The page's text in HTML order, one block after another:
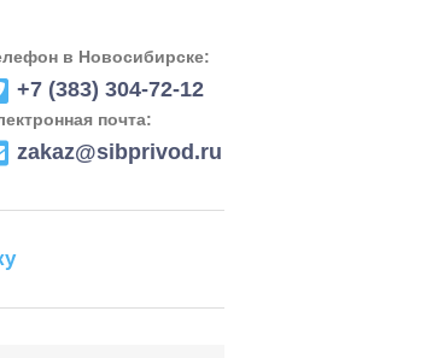
в Новосибирске:
+7 (383) 304-72-12
почта:
zakaz@sibprivod.ru